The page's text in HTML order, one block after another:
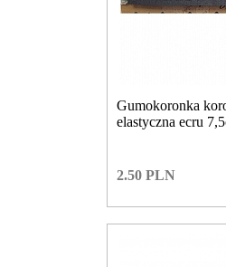
Gumokoronka
elastyczna ecru
2.50 PLN